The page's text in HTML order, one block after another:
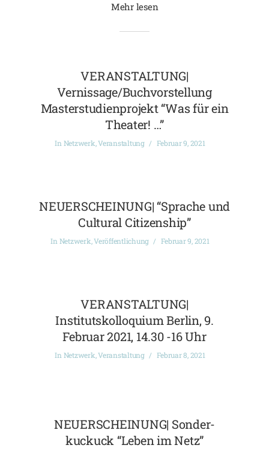
Mehr lesen
VERANSTALTUNG|
Vernissage/Buchvorstellung
Masterstudienprojekt “Was für ein
Theater! …”
In Netzwerk,Veranstaltung Februar 9, 2021
NEUERSCHEINUNG| “Sprache und
Cultural Citizenship”
In Netzwerk,Veröffentlichung Februar 9, 2021
VERANSTALTUNG|
Institutskolloquium Berlin, 9.
Februar 2021, 14.30 -16 Uhr
In Netzwerk,Veranstaltung Februar 8, 2021
NEUERSCHEINUNG| Sonder-
kuckuck “Leben im Netz”